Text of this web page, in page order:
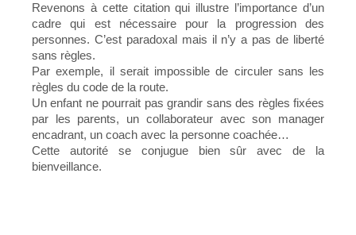
Revenons à cette citation qui illustre l’importance d’un
cadre qui est nécessaire pour la progression des
personnes. C’est paradoxal mais il n’y a pas de liberté
sans règles.
Par exemple, il serait impossible de circuler sans les
règles du code de la route.
Un enfant ne pourrait pas grandir sans des règles fixées
par les parents, un collaborateur avec son manager
encadrant, un coach avec la personne coachée…
Cette autorité se conjugue bien sûr avec de la
bienveillance.